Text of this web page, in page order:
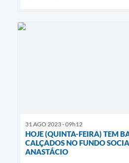
31 AGO 2023 - 09h12
HOJE (QUINTA-FEIRA) TEM
CALÇADOS NO FUNDO
ANASTÁCIO